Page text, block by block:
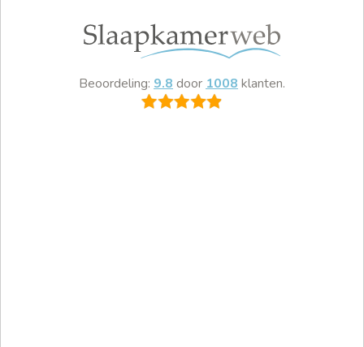
Beoordeling: 9.8 door 1008 klanten.